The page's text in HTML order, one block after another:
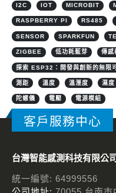
I2C IOT MICROBIT
RASPBERRY PI RS485
SENSOR SPARKFUN
ZIGBEE 低功耗藍芽 傳感
探索 ESP32：開發與創新的無限
測距 溫度 溫溼度 濕度
陀螺儀 電壓 電源模組
客戶服務中心
台灣智能感測科技有限公司
統一編號: 64999556